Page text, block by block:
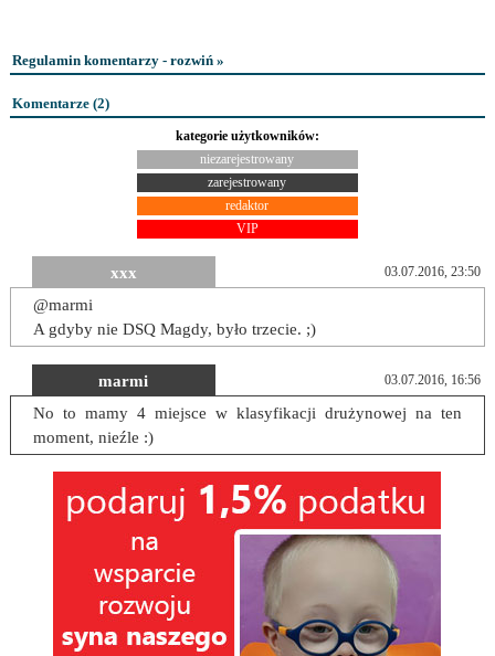
Regulamin komentarzy - rozwiń »
Komentarze (2)
kategorie użytkowników:
niezarejestrowany
zarejestrowany
redaktor
VIP
xxx 03.07.2016, 23:50
@marmi
A gdyby nie DSQ Magdy, było trzecie. ;)
marmi 03.07.2016, 16:56
No to mamy 4 miejsce w klasyfikacji drużynowej na ten
moment, nieźle :)